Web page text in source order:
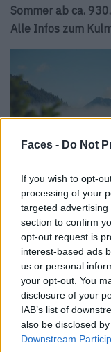
Faces - Do Not
If you wish to opt-
processing of your
targeted
section to confirm
opt-out request is
interest-based ads
us or personal
your opt-out. You
disclosure of your
IAB’s list of
also be disclosed
Downstream
Sommer ab ca.
Alle Infos zum
© Kulm Hotel
Grand Hotel mit Charme.